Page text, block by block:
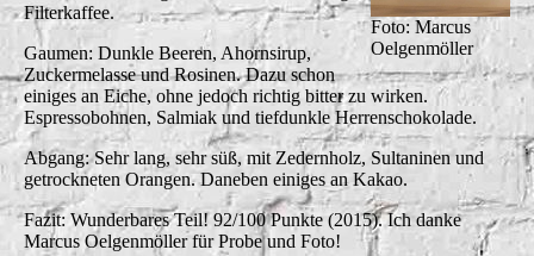
Foto: Marcus
Oelgenmöller
Filterkaffee.
Gaumen: Dunkle Beeren, Ahornsirup,
Zuckermelasse und Rosinen. Dazu schon
einiges an Eiche, ohne jedoch richtig bitter zu wirken.
Espressobohnen, Salmiak und tiefdunkle Herrenschokolade.
Abgang: Sehr lang, sehr süß, mit Zedernholz, Sultaninen und
getrockneten Orangen. Daneben einiges an Kakao.
Fazit: Wunderbares Teil! 92/100 Punkte (2015). Ich danke
Marcus Oelgenmöller für Probe und Foto!